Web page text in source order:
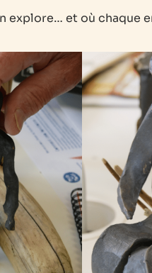
explore… et où chaque